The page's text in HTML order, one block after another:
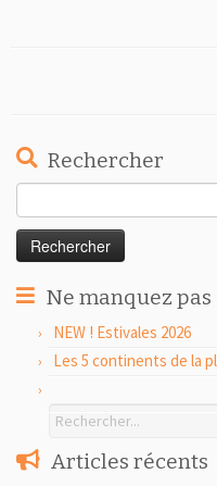
Rechercher
Ne manquez pas
NEW ! Estivales 2026
Les 5 continents de la
Articles récents